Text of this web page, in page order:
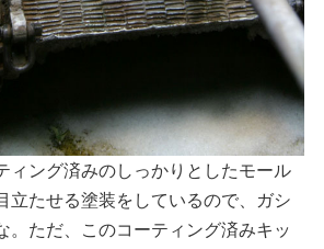
ィング済みのしっかりとしたモール
立たせる塗装をしているので、ガシ
。ただ、このコーティング済みキッ